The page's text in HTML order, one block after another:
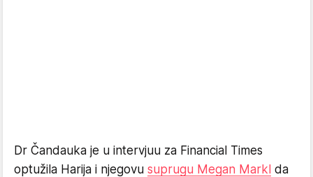
Dr Čandauka je u intervjuu za Financial Times
optužila Harija i njegovu suprugu Megan Markl da